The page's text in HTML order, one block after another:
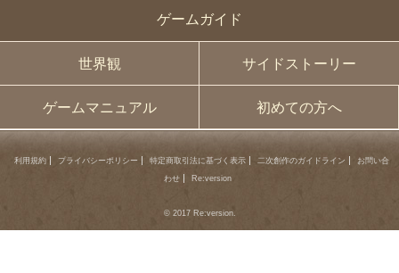
ゲームガイド
世界観 サイドストーリー
ゲームマニュアル 初めての方へ
利用規約 プライバシーポリシー 特定商取引法に基づく表示 二次創作のガイドライン
お問い合
わせ
Re:version
© 2017 Re:version.